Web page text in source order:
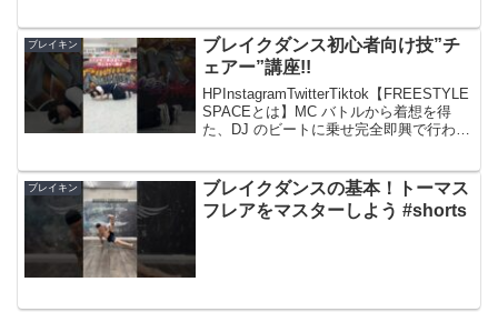
ブレイキン
ブレイクダンス初心者向け技”チ
ェアー”講座!!
HPInstagramTwitterTiktok【FREESTYLE
SPACEとは】MC バトルから着想を得
た、DJ のビートに乗せ完全即興で行われ
ボール / フリー...
ブレイキン
ブレイクダンスの基本！トーマス
フレアをマスターしよう #shorts